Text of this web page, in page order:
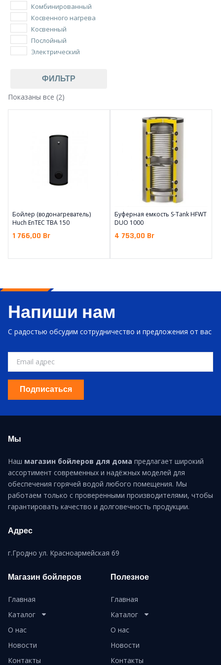
Комбинированный
Косвенного нагрева
Косвенный
Послойный
Электрический
ФИЛЬТР
Показаны все (2)
Бойлер (водонагреватель)
Huch EnTEC TBA 150
1 766,00 Br
Буферная емкость S-Tank HFWT
DUO 1000
4 753,00 Br
Напиши нам
С радостью обсудим сотрудничество и предложения от вас
Подписаться
Мы
Наш магазин бойлеров для дома предлагает широкий
ассортимент современных и надёжных моделей для
обеспечения горячей водой любого помещения. Мы
работаем только с проверенными производителями, чтобы
гарантировать качество и долговечность продукции.
Адрес
г.Гродно ул. Красноармейская 69
Магазин бойлеров
Главная
Каталог
О нас
Новости
Контакты
Полезное
Главная
Каталог
О нас
Новости
Контакты